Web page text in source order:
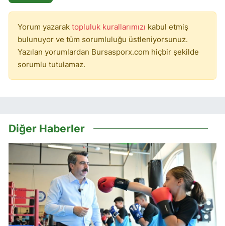
Yorum yazarak topluluk kurallarımızı kabul etmiş
bulunuyor ve tüm sorumluluğu üstleniyorsunuz.
Yazılan yorumlardan Bursasporx.com hiçbir şekilde
sorumlu tutulamaz.
Diğer Haberler